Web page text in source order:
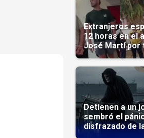
Extranjeros
12 horas en el
José Martí por
reservado
antes(Video)
Detienen a un
sembró el
disfrazado de